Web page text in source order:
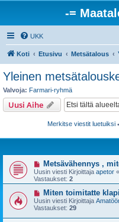
-=
UKK
Koti Etusivu Metsätalous
Yleinen
Valvoja: Farmari-ryhmä
Uusi Aihe
Merkitse viestit luetuiksi
Metsävähennys ,
Uusin viesti Kirjoittaja apetor «
Vastaukset: 2
Miten toimitatte
Uusin viesti Kirjoittaja
Vastaukset: 29